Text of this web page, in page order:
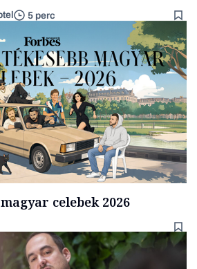
5 perc
celebek 2026